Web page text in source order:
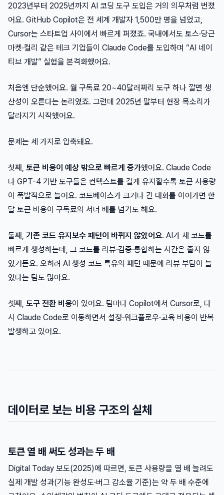
2023년부터 2025년까지 AI 코딩 도구 도입은 거의 의무처럼 번졌
어요. GitHub Copilot은 전 세계 개발자 1,500만 명을 넘었고,
Cursor는 스타트업 사이에서 빠르게 퍼졌죠. 국내에서도 토스·당근
마켓·컬리 같은 테크 기업들이 Claude Code를 도입하며 “AI 네이
티브 개발” 실험을 본격화했어요.
처음엔 단순했어요. 월 구독료 20~40달러짜리 도구 하나 깔면 생
산성이 오른다는 논리였죠. 그런데 2025년 말부터 현장 목소리가
달라지기 시작했어요.
문제는 세 가지로 압축돼요.
첫째, 토큰 비용이 예상 밖으로 빠르게 증가했어요. Claude Code
나 GPT-4 기반 도구들은 컨텍스트를 길게 유지할수록 토큰 사용량
이 폭발적으로 늘어요. 코드베이스가 크거나 긴 대화를 이어가면 한
달 토큰 비용이 구독료의 서너 배를 넘기도 해요.
둘째, 기존 코드 유지보수 패턴이 바뀌지 않았어요. AI가 새 코드를
빠르게 생성하는데, 그 코드를 리뷰·검증·통합하는 시간은 줄지 않
았거든요. 오히려 AI 생성 코드 특유의 패턴 때문에 리뷰 부담이 늘
었다는 팀도 많아요.
셋째, 도구 전환 비용이 있어요. 팀마다 Copilot에서 Cursor로, 다
시 Claude Code로 이동하면서 설정·워크플로우·교육 비용이 반복
발생하고 있어요.
데이터로 보는 비용 구조의 실체
토큰 열 배 써도 성과는 두 배
Digital Today 보도(2025)에 따르면, 토큰 사용량을 열 배 늘려도
실제 개발 성과(기능 완성도·버그 감소율 기준)는 약 두 배 수준에